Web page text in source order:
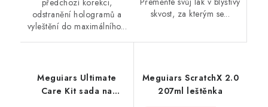
předchozí korekci,
odstranění hologramů a
vyleštění do maximálního...
skvost, za kterým se...
Meguiars Ultimate
Care Kit sada na
Meguiars ScratchX 2.0
207ml leštěnka